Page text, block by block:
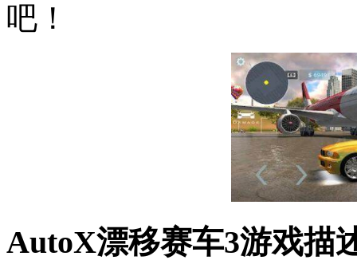
吧！
AutoX漂移赛车3游戏描